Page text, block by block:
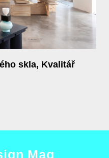
skla, Kvalitář
Mag